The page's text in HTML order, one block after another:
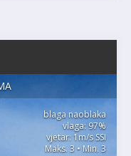
blaga naoblaka
vlaga: 97%
vjetar: 1m/s SSI
Maks. 3 • Min. 3